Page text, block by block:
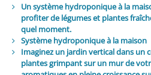
Un système hydroponique à la
profiter de légumes et plantes
quel moment.
Système hydroponique à la maison
Imaginez un jardin vertical dans un
plantes grimpant sur un mur de